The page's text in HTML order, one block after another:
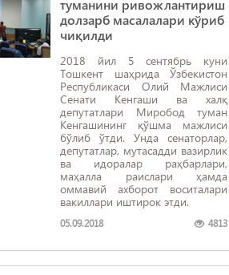
туманини ривожлантириш
долзарб масалалари кўриб
чиқилди
2018 йил 5 сентябрь куни
Тошкент шаҳрида Ўзбекистон
Республикаси Олий Мажлиси
Сенати Кенгаши ва халқ
депутатлари Миробод туман
Кенгашининг қўшма мажлиси
бўлиб ўтди. Унда сенаторлар,
депутатлар, мутасадди вазирлик
ва идоралар раҳбарлари,
маҳалла раислари ҳамда
оммавий ахборот воситалари
вакиллари иштирок этди.
05.09.2018 4813